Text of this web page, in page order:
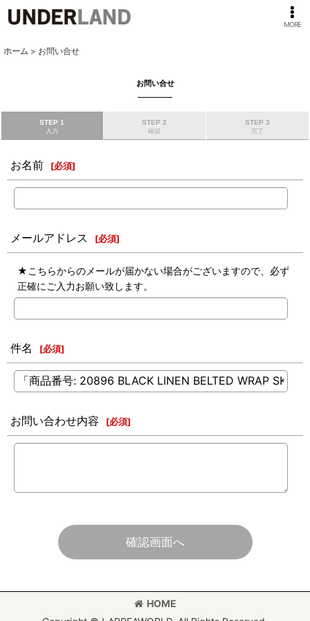
MORE
ホーム > お問い合せ
お問い合せ
STEP 1
入力
STEP 2
確認
STEP 3
完了
お名前 [必須]
メールアドレス [必須]
★こちらからのメールが届かない場合がございますので、必ず
正確にご入力お願い致します。
件名 [必須]
お問い合わせ内容 [必須]
確認画面へ
HOME